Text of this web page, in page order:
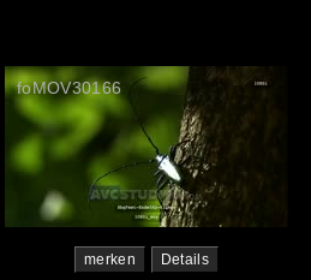
foMOV30166
merken Details